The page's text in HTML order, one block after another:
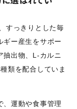
すっきりとした毎
ギー産生をサポー
抽出物、L-カルニ
類を配合していま
、運動や食事管理